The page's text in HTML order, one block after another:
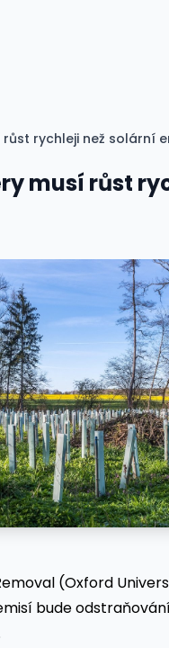
rychleji než solární
musí růst
(Oxford
bude